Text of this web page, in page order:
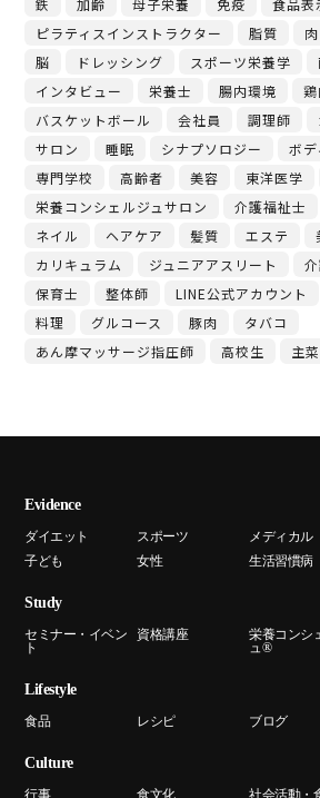
鉄
加齢 母子栄養 免疫 食品表
ピラティスインストラクター
脂質 肉
脳
ドレッシング スポーツ栄養学
インタビュー
栄養士 腸内環境
バスケットボール
会社員 調理師
サロン
睡眠 シナプソロジー
ボ
専門学校
高齢者 美容 東洋医学
栄養コンシェルジュサロン
介護福祉士
ネイル
ヘアケア 髪質 エステ
カリキュラム
ジュニアアスリート
保育士
整体師 LINE公式アカウント
料理
グルコース 豚肉
タバコ
あん摩マッサージ指圧師
高校生 主菜
Evidence
ダイエット スポーツ メディカル
子ども
女性 生活習慣病
Study
セミナー・イベン
ト
資格講座
栄養コンシ
ュ®
Lifestyle
食品 レシピ ブログ
Culture
行事 食文化 社会活動・